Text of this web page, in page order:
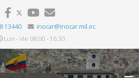
13440
inocar@inocar.mil.ec
Lun - Vie 08:00 - 16:30